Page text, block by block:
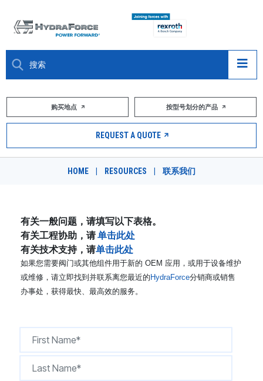
大约关于
市场
职业
DESIGN TOOLS
CONTACT
购买地点
购买地点 按型号划分的产品
REQUEST A QUOTE
HOME RESOURCES 联系我们
有关一般问题，请填写以下表格。
有关工程协助，请单击此处
有关技术支持，请单击此处
如果您需要阀门或其他组件用于新的 OEM 应用，或用于设备维护
或维修，请立即找到并联系离您最近的 HydraForce分销商或销售
办事处，获得最快、最高效的服务。